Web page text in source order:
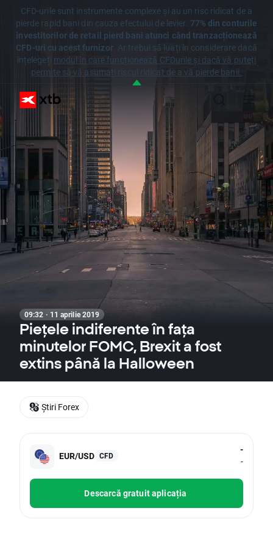
CFD-urile sunt instrumente complexe și au un risc ridicat de a
pierde rapid bani din cauza efectului de levier. 77% din conturile
investitorilor de retail pierd bani atunci când tranzacționează
CFD-uri cu acest furnizor. Ar trebui să luați în considerare dacă
înțelegeți modul în care funcționează CFDurile și dacă vă puteți
permite să vă asumați riscul ridicat de a vă pierde banii.
09:32 · 11 aprilie 2019
Piețele indiferente în fața
minutelor FOMC, Brexit a fost
extins până la Halloween
EUR/USD CFD
-
-
Descarcă gratuit aplicația
Știri Forex